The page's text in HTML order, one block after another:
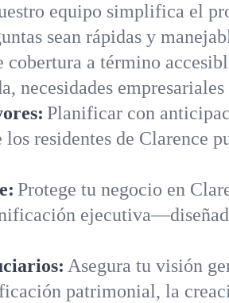
equipo simplifica el
sean rápidas y
cobertura a término
necesidades
Planificar con
residentes de Clarence
Protege tu negocio en
Asegura tu visión
patrimonial, la